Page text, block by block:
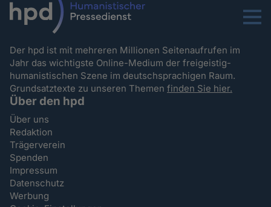
Menu
Der hpd ist mit mehreren Millionen Seitenaufrufen im
Jahr das wichtigste Online-Medium der freigeistig-
humanistischen Szene im deutschsprachigen Raum.
Grundsatztexte zu unseren Themenfinden Sie hier.
Über den hpd
Über uns
Redaktion
Trägerverein
Spenden
Impressum
Datenschutz
Werbung